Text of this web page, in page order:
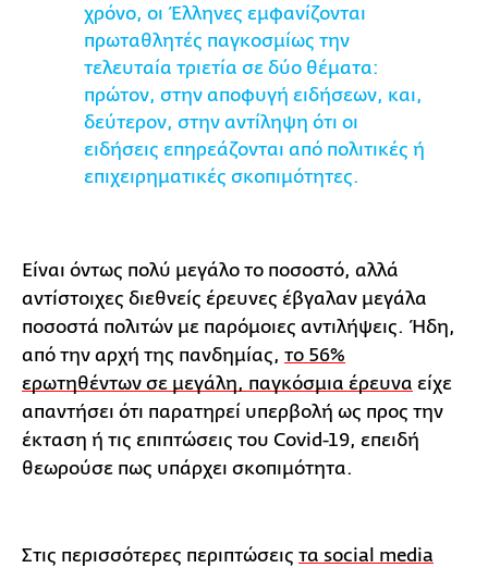
χρόνο, οι Έλληνες εμφανίζονται
πρωταθλητές παγκοσμίως την
τελευταία τριετία σε δύο θέματα:
πρώτον, στην αποφυγή ειδήσεων, και,
δεύτερον, στην αντίληψη ότι οι
ειδήσεις επηρεάζονται από πολιτικές ή
επιχειρηματικές σκοπιμότητες.
Είναι όντως πολύ μεγάλο το ποσοστό, αλλά
αντίστοιχες διεθνείς έρευνες έβγαλαν μεγάλα
ποσοστά πολιτών με παρόμοιες αντιλήψεις. Ήδη,
από την αρχή της πανδημίας, το 56%
ερωτηθέντων σε μεγάλη, παγκόσμια έρευνα είχε
απαντήσει ότι παρατηρεί υπερβολή ως προς την
έκταση ή τις επιπτώσεις του Covid-19, επειδή
θεωρούσε πως υπάρχει σκοπιμότητα.
Στις περισσότερες περιπτώσεις τα social media